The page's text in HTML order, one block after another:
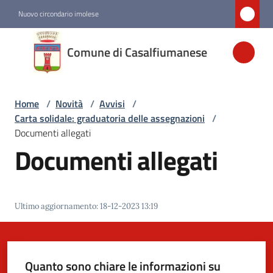
Nuovo circondario imolese
Comune di Casalfiumanese
Comune di
Casalfiumanese
Amministrazione
Menu selezionato
Vivere
Casalfiumanese
Home / Novità / Avvisi /
Carta solidale: graduatoria delle assegnazioni /
Documenti allegati
Documenti allegati
Ultimo aggiornamento:18-12-2023 13:19
Quanto sono chiare le informazioni su